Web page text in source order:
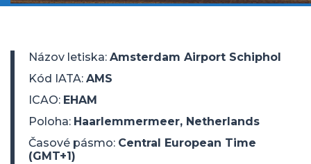
Názov letiska: Amsterdam Airport Schiphol
Kód IATA: AMS
ICAO: EHAM
Poloha: Haarlemmermeer, Netherlands
Časové pásmo: Central European Time
(GMT+1)